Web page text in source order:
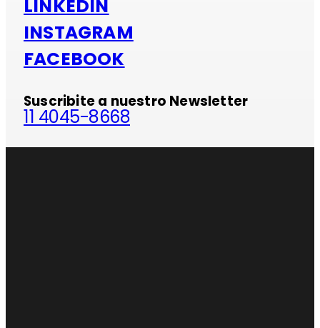
LINKEDIN
INSTAGRAM
FACEBOOK
Suscribite a nuestro Newsletter
11 4045-8668